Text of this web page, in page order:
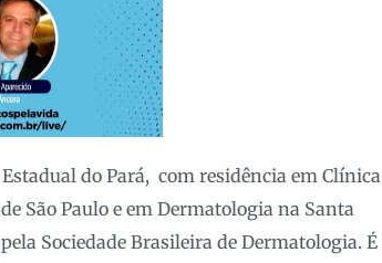
do Pará, com residência em Clínica
São Paulo e em Dermatologia na Santa
Sociedade Brasileira de Dermatologia. É